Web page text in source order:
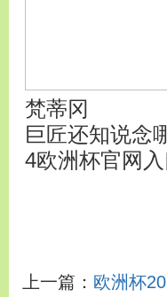
梵蒂冈
巨匠还知说念
4欧洲杯官网入
上一篇： 欧洲杯